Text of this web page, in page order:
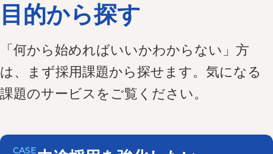
目的から探す
「何から始めればいいかわからない」方
は、まず採用課題から探せます。気になる
課題のサービスをご覧ください。